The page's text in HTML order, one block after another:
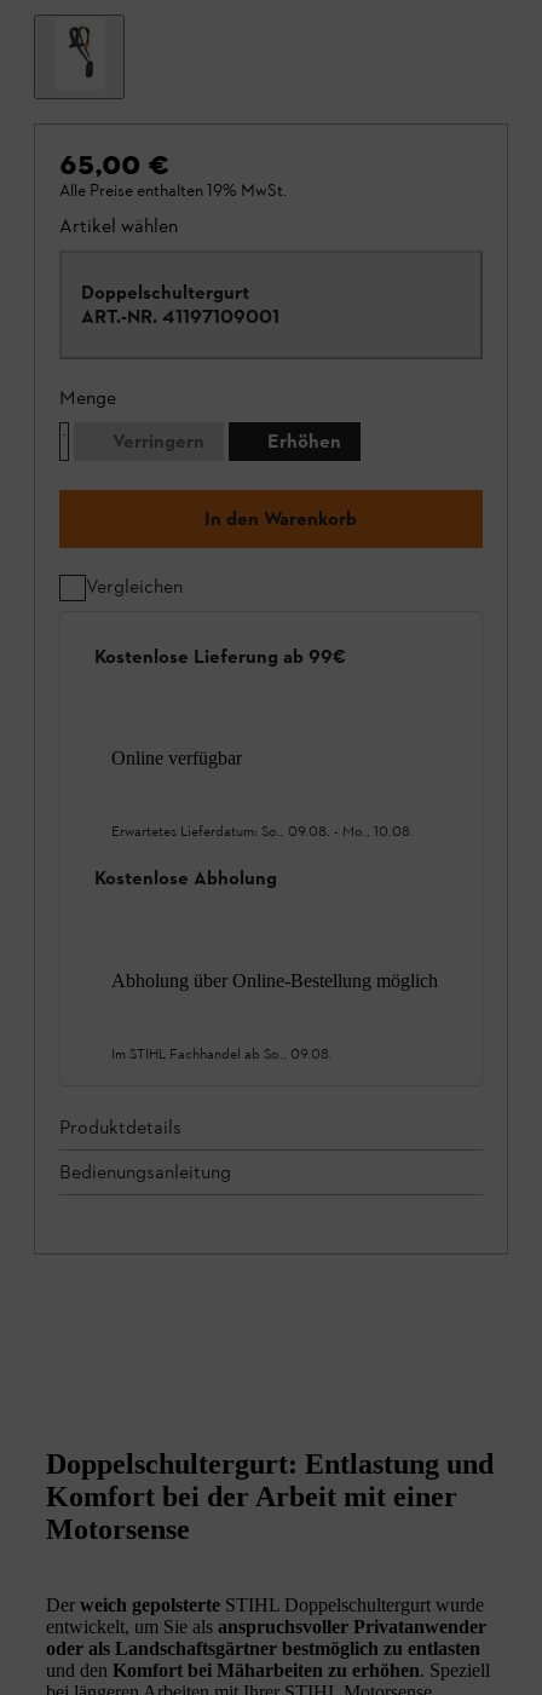
65,00 €
Alle Preise enthalten 19% MwSt.
Artikel wählen
Doppelschultergurt
ART.-NR. 41197109001
Menge
Verringern
Erhöhen
In den Warenkorb
Vergleichen
Kostenlose Lieferung ab 99€
Online verfügbar
Erwartetes Lieferdatum: So., 09.08. - Mo., 10.08.
Kostenlose Abholung
Abholung über Online-Bestellung möglich
Im STIHL Fachhandel ab So., 09.08.
Produktdetails
Bedienungsanleitung
Doppelschultergurt: Entlastung und
Komfort bei der Arbeit mit einer
Motorsense
Der weich gepolsterte STIHL Doppelschultergurt wurde
entwickelt, um Sie als anspruchsvoller Privatanwender
oder als Landschaftsgärtner bestmöglich zu entlasten
und den Komfort bei Mäharbeiten zu erhöhen. Speziell